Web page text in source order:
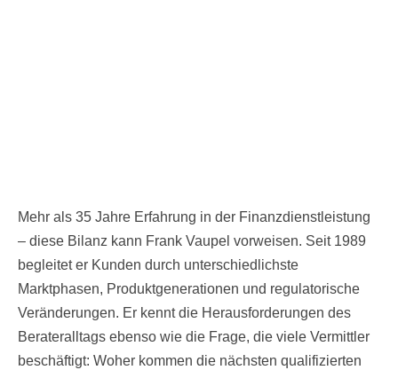
Mehr als 35 Jahre Erfahrung in der Finanzdienstleistung
– diese Bilanz kann Frank Vaupel vorweisen. Seit 1989
begleitet er Kunden durch unterschiedlichste
Marktphasen, Produktgenerationen und regulatorische
Veränderungen. Er kennt die Herausforderungen des
Berateralltags ebenso wie die Frage, die viele Vermittler
beschäftigt: Woher kommen die nächsten qualifizierten